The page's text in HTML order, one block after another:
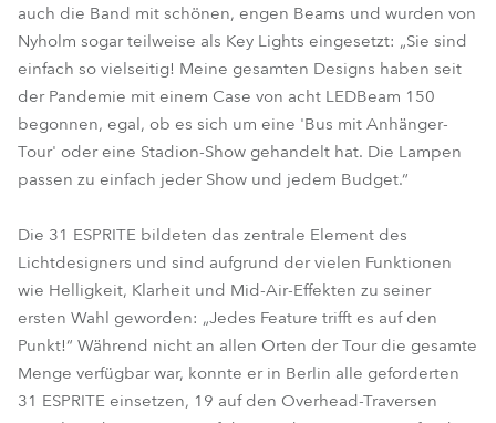
auch die Band mit schönen, engen Beams und wurden von
Nyholm sogar teilweise als Key Lights eingesetzt: „Sie sind
einfach so vielseitig! Meine gesamten Designs haben seit
der Pandemie mit einem Case von acht LEDBeam 150
begonnen, egal, ob es sich um eine 'Bus mit Anhänger-
Tour' oder eine Stadion-Show gehandelt hat. Die Lampen
passen zu einfach jeder Show und jedem Budget.“
Die 31 ESPRITE bildeten das zentrale Element des
Lichtdesigners und sind aufgrund der vielen Funktionen
wie Helligkeit, Klarheit und Mid-Air-Effekten zu seiner
ersten Wahl geworden: „Jedes Feature trifft es auf den
Punkt!“ Während nicht an allen Orten der Tour die gesamte
Menge verfügbar war, konnte er in Berlin alle geforderten
31 ESPRITE einsetzen, 19 auf den Overhead-Traversen